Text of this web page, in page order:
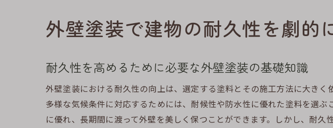
外壁塗装後のメンテ
日本の気候に適した外壁塗
日本独自の気候から見
地域別に見る最適な
塗料の耐候性と気候
気候に応じた施工時
外壁塗装で建物の耐久性を劇的
耐久性を高めるために必要な外壁塗装の基礎知識
外壁塗装における耐久性の向上は、選定する塗料とその施工方法に大き
多様な気候条件に対応するためには、耐候性や防水性に優れた塗料を選
に優れ、長期間に渡って外壁を美しく保つことができます。しかし、耐